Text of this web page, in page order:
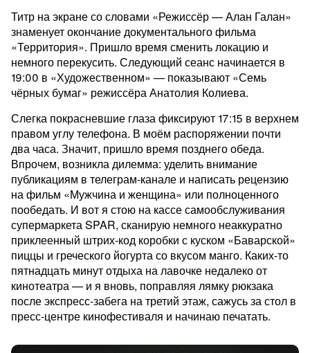
Титр на экране со словами «Режиссёр — Алан Галан»
знаменует окончание документального фильма
«Территория». Пришло время сменить локацию и
немного перекусить. Следующий сеанс начинается в
19:00 в «Художественном» — показывают «Семь
чёрных бумаг» режиссёра Анатолия Колиева.
Слегка покрасневшие глаза фиксируют 17:15 в верхнем
правом углу телефона. В моём распоряжении почти
два часа. Значит, пришло время позднего обеда.
Впрочем, возникла дилемма: уделить внимание
публикациям в телеграм-канале и написать рецензию
на фильм «Мужчина и женщина» или полноценного
пообедать. И вот я стою на кассе самообслуживания
супермаркета SPAR, сканирую немного неаккуратно
приклеенный штрих-код коробки с куском «Баварской»
пиццы и греческого йогурта со вкусом манго. Каких-то
пятнадцать минут отдыха на лавочке недалеко от
кинотеатра — и я вновь, поправляя лямку рюкзака
после экспресс-забега на третий этаж, сажусь за стол в
пресс-центре кинофестиваля и начинаю печатать.